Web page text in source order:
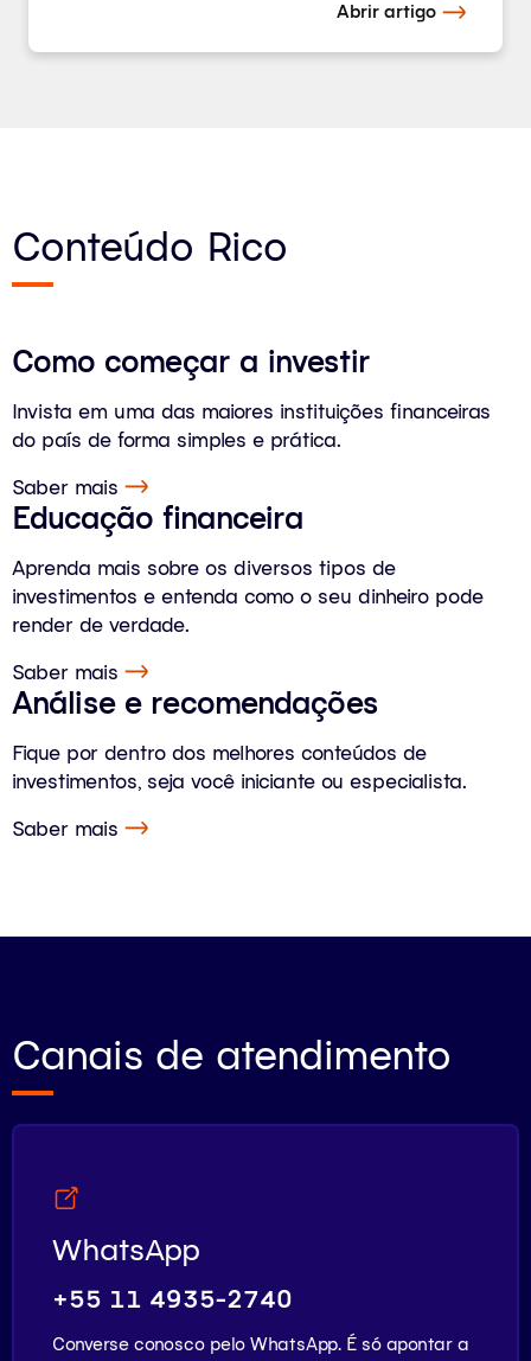
Abrir artigo
Conteúdo Rico
Como começar a investir
Invista em uma das maiores instituições financeiras
do país de forma simples e prática.
Saber mais
Educação financeira
Aprenda mais sobre os diversos tipos de
investimentos e entenda como o seu dinheiro pode
render de verdade.
Saber mais
Análise e recomendações
Fique por dentro dos melhores conteúdos de
investimentos, seja você iniciante ou especialista.
Saber mais
Canais de atendimento
WhatsApp
+55 11 4935-2740
Converse conosco pelo WhatsApp. É só apontar a